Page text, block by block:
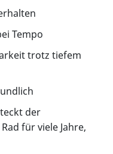
Tempo
trotz tiefem
der
für viele Jahre,